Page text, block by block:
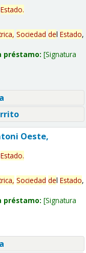
Estado.
Sociedad del Estado,
préstamo: Signatura
Oeste,
Estado.
Sociedad del Estado,
préstamo: Signatura